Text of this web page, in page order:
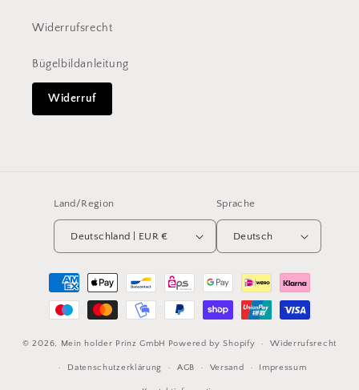
Widerrufsrecht
Bügelbildanleitung
Widerruf
Land/Region
Deutschland | EUR €
Sprache
Deutsch
Zahlungsmethoden
© 2026, Mein holder Prinz GmbH Powered by Shopify Widerrufsrecht
Datenschutzerklärung AGB Versand Impressum